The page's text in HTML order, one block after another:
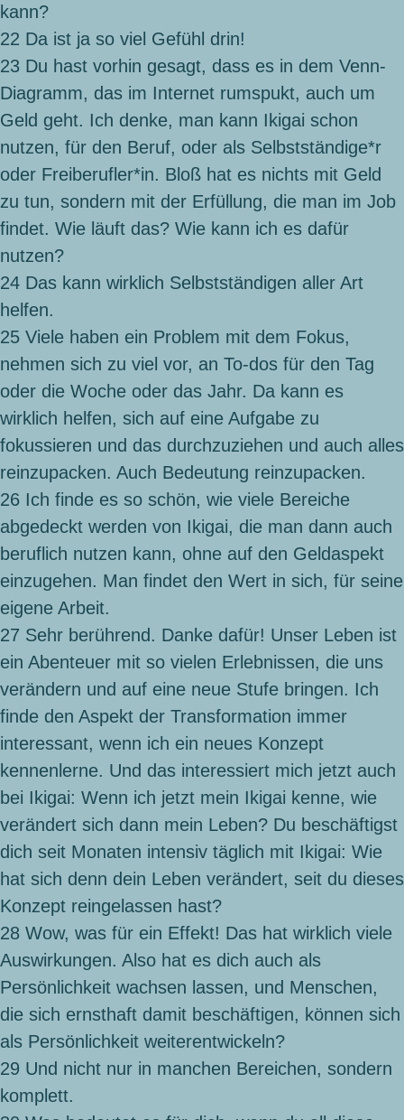
kann?
22 Da ist ja so viel Gefühl drin!
23 Du hast vorhin gesagt, dass es in dem Venn-
Diagramm, das im Internet rumspukt, auch um
Geld geht. Ich denke, man kann Ikigai schon
nutzen, für den Beruf, oder als Selbstständige*r
oder Freiberufler*in. Bloß hat es nichts mit Geld
zu tun, sondern mit der Erfüllung, die man im Job
findet. Wie läuft das? Wie kann ich es dafür
nutzen?
24 Das kann wirklich Selbstständigen aller Art
helfen.
25 Viele haben ein Problem mit dem Fokus,
nehmen sich zu viel vor, an To-dos für den Tag
oder die Woche oder das Jahr. Da kann es
wirklich helfen, sich auf eine Aufgabe zu
fokussieren und das durchzuziehen und auch alles
reinzupacken. Auch Bedeutung reinzupacken.
26 Ich finde es so schön, wie viele Bereiche
abgedeckt werden von Ikigai, die man dann auch
beruflich nutzen kann, ohne auf den Geldaspekt
einzugehen. Man findet den Wert in sich, für seine
eigene Arbeit.
27 Sehr berührend. Danke dafür! Unser Leben ist
ein Abenteuer mit so vielen Erlebnissen, die uns
verändern und auf eine neue Stufe bringen. Ich
finde den Aspekt der Transformation immer
interessant, wenn ich ein neues Konzept
kennenlerne. Und das interessiert mich jetzt auch
bei Ikigai: Wenn ich jetzt mein Ikigai kenne, wie
verändert sich dann mein Leben? Du beschäftigst
dich seit Monaten intensiv täglich mit Ikigai: Wie
hat sich denn dein Leben verändert, seit du dieses
Konzept reingelassen hast?
28 Wow, was für ein Effekt! Das hat wirklich viele
Auswirkungen. Also hat es dich auch als
Persönlichkeit wachsen lassen, und Menschen,
die sich ernsthaft damit beschäftigen, können sich
als Persönlichkeit weiterentwickeln?
29 Und nicht nur in manchen Bereichen, sondern
komplett.